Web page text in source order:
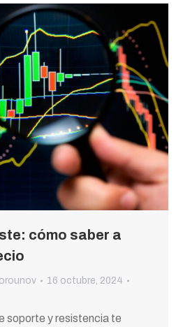
cómo saber a
16 octubre, 2024
soporte y resistencia te